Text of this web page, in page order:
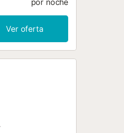
por noche
Ver oferta